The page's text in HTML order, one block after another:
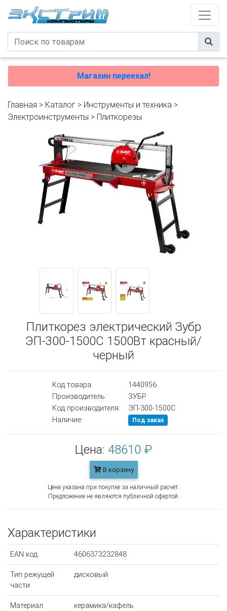
Магазин переехал!
Главная > Каталог > Инструменты и техника >
Электроинструменты > Плиткорезы
Плиткорез электрический Зубр
ЭП-300-1500C 1500Вт красный/
черный
Код товара:
1440956
Производитель:
ЗУБР
Код производителя:
ЭП-300-1500C
Наличие:
Под заказ
Цена: 48610 ₽
В корзину
Цена указана при покупке за наличный расчёт.
Предложение не являются публичной офертой.
Характеристики
EAN код 4606373232848
Тип режущей
части
дисковый
Материал
керамика/кафель